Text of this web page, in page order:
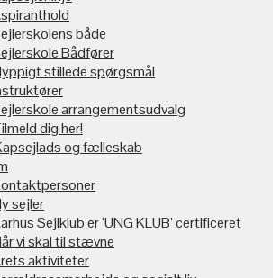
både
Bådfører
stillede spørgsmål
arrangementsudvalg
dig her!
og fælleskab
sejler
Sejlklub er ‘UNG KLUB’ certificeret
vi skal til stævne
aktiviteter